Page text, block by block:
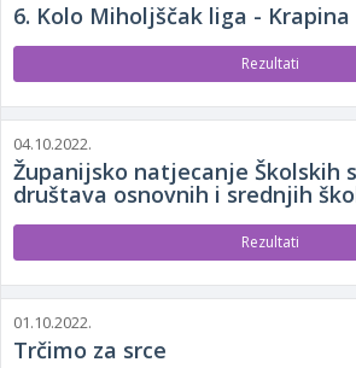
6. Kolo Miholjščak liga - Krapina
Rezultati
04.10.2022.
Županijsko natjecanje Školskih
društava osnovnih i srednjih
Rezultati
01.10.2022.
Trčimo za srce